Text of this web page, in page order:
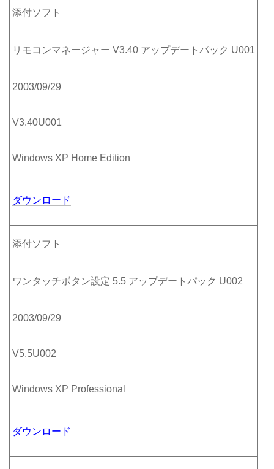
添付ソフト
リモコンマネージャー V3.40 アップデートパック U001
2003/09/29
V3.40U001
Windows XP Home Edition
ダウンロード
添付ソフト
ワンタッチボタン設定 5.5 アップデートパック U002
2003/09/29
V5.5U002
Windows XP Professional
ダウンロード